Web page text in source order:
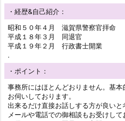
・経歴&自己紹介：
昭和５０年４月 滋賀県警察官拝命
平成１８年３月 同退官
平成１９年２月 行政書士開業
.
・ポイント：
事務所にはほとんどおりません。基
お伺いしております。
出来るだけ直接お話しする方が良いと
メールや電話での御相談もお受けして